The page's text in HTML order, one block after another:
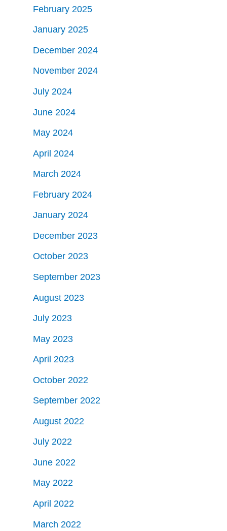
February 2025
January 2025
December 2024
November 2024
July 2024
June 2024
May 2024
April 2024
March 2024
February 2024
January 2024
December 2023
October 2023
September 2023
August 2023
July 2023
May 2023
April 2023
October 2022
September 2022
August 2022
July 2022
June 2022
May 2022
April 2022
March 2022